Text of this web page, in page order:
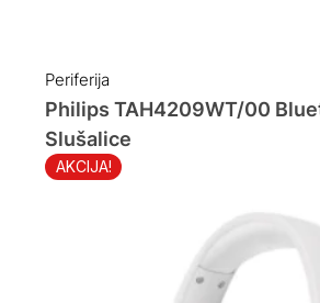
was:
89.00 KM.
is:
59.00 KM.
Periferija
AKCIJA!
Philips TAH4209WT/00
Slušalice